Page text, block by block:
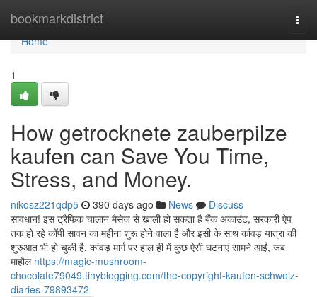
bookmarkdistrict
Home
Home
1
How getrocknete zauberpilze
kaufen can Save You Time,
Stress, and Money.
nikosz221qdp5 390 days ago News
Discuss
सावधान! इस ट्रैफिक चालान मैसेज से खाली हो सकता है बैंक अकाउंट, सरकारी ऐप
तक हो रहे कॉपी सावन का महीना शुरू होने वाला है और इसी के साथ कांवड़ यात्रा की
शुरुआत भी हो चुकी है. कांवड़ मार्ग पर हाल ही में कुछ ऐसी घटनाएं सामने आईं, जब
माहौल https://magic-mushroom-
chocolate79049.tinyblogging.com/the-copyright-kaufen-schweiz-
diaries-79893472